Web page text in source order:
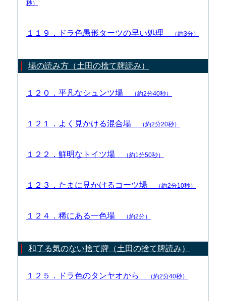
秒）
１１９．ドラ色愚形ターツの早い処理 （約3分）
場の読み方（土田の捨て牌読み）
１２０．平凡なシュンツ場 （約2分40秒）
１２１．よく見かける混合場 （約2分20秒）
１２２．鮮明なトイツ場 （約1分50秒）
１２３．たまに見かけるコーツ場 （約2分10秒）
１２４．稀にある一色場 （約2分）
和了る気のない捨て牌（土田の捨て牌読み）
１２５．ドラ色のタンヤオから （約2分40秒）